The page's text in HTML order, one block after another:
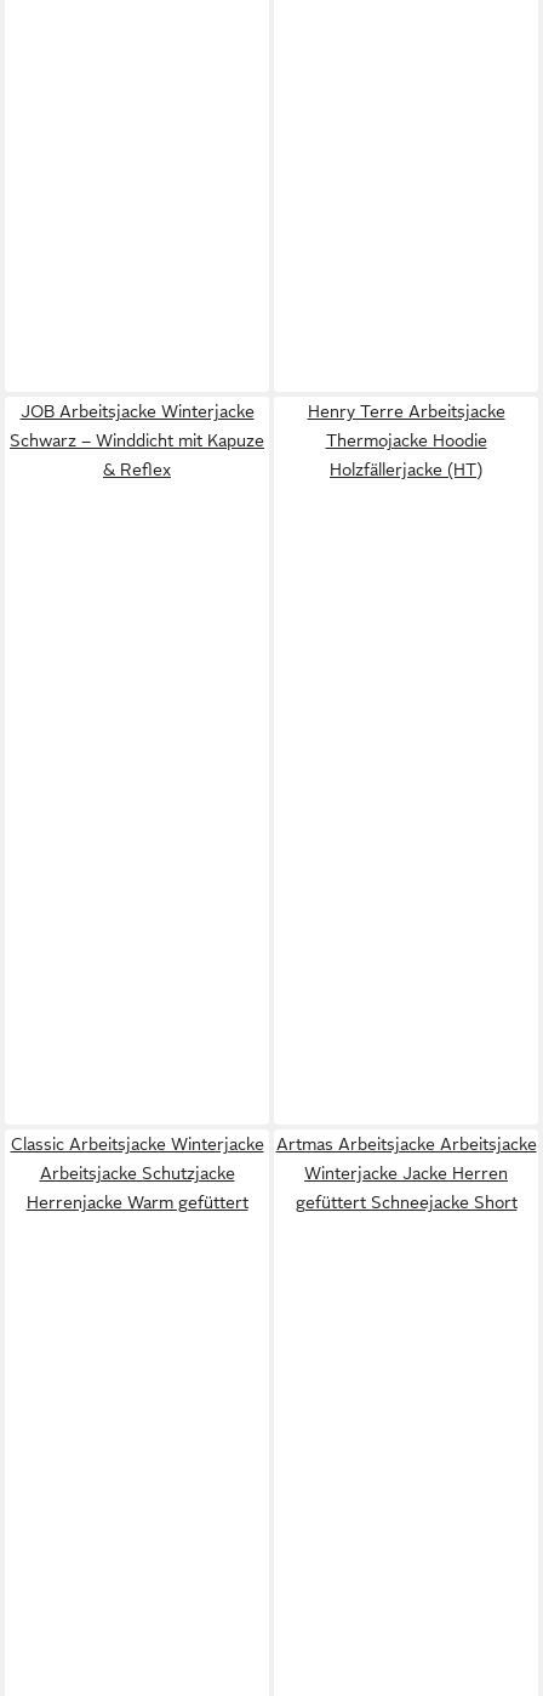
JOB Arbeitsjacke Winterjacke
Schwarz – Winddicht mit Kapuze
& Reflex
Henry Terre Arbeitsjacke
Thermojacke Hoodie
Holzfällerjacke (HT)
Classic Arbeitsjacke Winterjacke
Arbeitsjacke Schutzjacke
Herrenjacke Warm gefüttert
Artmas Arbeitsjacke Arbeitsjacke
Winterjacke Jacke Herren
gefüttert Schneejacke Short